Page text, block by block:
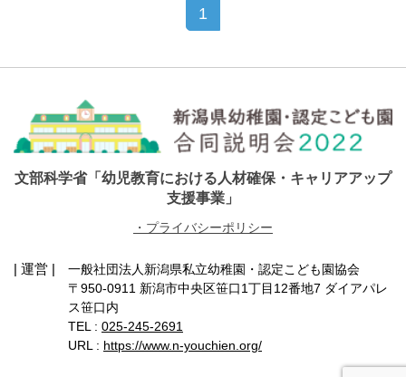
1
文部科学省「幼児教育における人材確保・キャリアアップ
支援事業」
・プライバシーポリシー
| 運営 |
一般社団法人新潟県私立幼稚園・認定こども園協会
〒950-0911 新潟市中央区笹口1丁目12番地7 ダイアパレ
ス笹口内
TEL : 025-245-2691
URL : https://www.n-youchien.org/